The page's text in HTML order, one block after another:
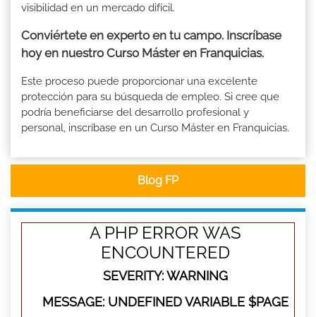
visibilidad en un mercado difícil.
Conviértete en experto en tu campo. Inscríbase
hoy en nuestro Curso Máster en Franquicias.
Este proceso puede proporcionar una excelente
protección para su búsqueda de empleo. Si cree que
podría beneficiarse del desarrollo profesional y
personal, inscríbase en un Curso Máster en Franquicias.
Blog FP
A PHP ERROR WAS
ENCOUNTERED
SEVERITY: WARNING
MESSAGE: UNDEFINED VARIABLE $PAGE